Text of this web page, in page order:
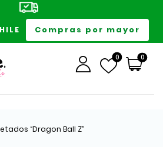
Compras por mayor
0 0
“Dragon Ball Z”